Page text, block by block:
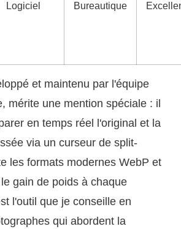
Logiciel Bureautique
et maintenu par l'équipe
mérite une mention spéciale : il
en temps réel l'original et la
via un curseur de split-
les formats modernes WebP et
gain de poids à chaque
l'outil que je conseille en
qui abordent la